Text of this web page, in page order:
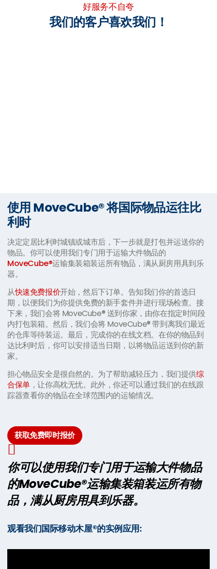
好服务不自夸
我们的客户喜欢我们！
使用 MoveCube® 将国际物品运往比
利时
决定定居比利时城镇或城市后，下一步就是打包并运送你的
物品。你可以使用我们专门用于运输大件物品的
MoveCube®运输集装箱装运所有物品，满从厨房用具到乐
器。
从快速免费报价开始，然后下订单。告知我们你的首选日
期，以便我们为你提供免费的新手套件并进行现场检查。接
下来，我们会将 MoveCube® 送到你家，由你在指定时间段
内打包装箱。然后，我们会将 MoveCube® 带到离我们最近
的仓库等待装运。最后，完成你的在线文档。在你的物品到
达比利时后，你可以安排适当日期，以将物品运送到你的新
家。
担心物品安全是很自然的。为了帮助减轻压力，我们提供综
合保单，让你高枕无忧。此外，你还可以通过我们的在线跟
踪器查看你的物品在全球范围内的运输情况。
获取免费即时报价
你可以使用我们专门用于运输大件物品
的MoveCube®运输集装箱装运所有物
品，满从厨房用具到乐器。
观看我们国际移动木屋®的实例应用: